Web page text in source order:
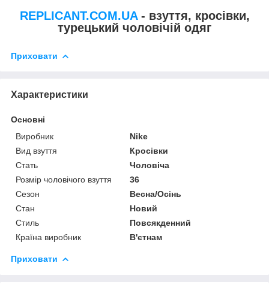
REPLICANT.COM.UA - взуття, кросівки,
турецький чоловічій одяг
Приховати
Характеристики
Основні
Виробник
Nike
Вид взуття
Кросівки
Стать
Чоловіча
Розмір чоловічого взуття
36
Сезон
Весна/Осінь
Стан
Новий
Стиль
Повсякденний
Країна виробник
В'єтнам
Приховати